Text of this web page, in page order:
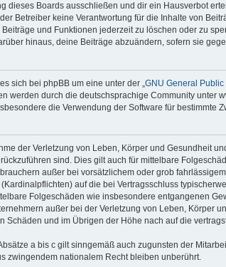
dieses Boards ausschließen und dir ein Hausverbot
Betreiber keine Verantwortung für die Inhalte von
und Funktionen jederzeit zu löschen oder zu
hinaus, deine Beiträge abzuändern, sofern sie
sich bei phpBB um eine unter der „ GNU General Public
werden durch die deutschsprachige Community unter
die Verwendung der Software für bestimmte
der Verletzung von Leben, Körper und Gesundheit
sind. Dies gilt auch für mittelbare
außer bei vorsätzlichem oder grob
auf die bei Vertragsschluss
Folgeschäden wie insbesondere entgangenen
außer bei der Verletzung von Leben, Körper
Schäden und im Übrigen der Höhe nach auf die
a bis c gilt sinngemäß auch zugunsten der
zwingendem nationalem Recht bleiben unberührt.